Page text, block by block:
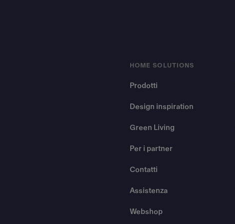
HOME SOLUTIONS
Prodotti
Design inspiration
Green Living
Per i partner
Contatti
Assistenza
Webshop